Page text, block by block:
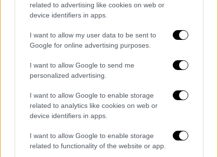
related to advertising like cookies on web or
device identifiers in apps.
I want to allow my user data to be sent to
Google for online advertising purposes.
I want to allow Google to send me
personalized advertising.
I want to allow Google to enable storage
related to analytics like cookies on web or
device identifiers in apps.
I want to allow Google to enable storage
related to functionality of the website or app.
Πολιτική|04.04.2024 22:26